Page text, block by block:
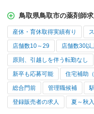
鳥取県鳥取市の薬剤師
産休・育休取得実績有り
店舗数10～29 店舗数30以
原則、引越しを伴う転勤なし
新卒も応募可能 住宅補助
総合門前 管理職候補
登録販売者の求人 夏～秋